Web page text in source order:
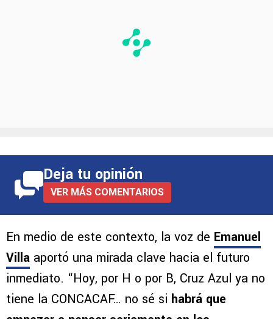
Deja tu opinión
VER MÁS COMENTARIOS
En medio de este contexto, la voz de Emanuel
Villa aportó una mirada clave hacia el futuro
inmediato. “Hoy, por H o por B, Cruz Azul ya no
tiene la CONCACAF… no sé si habrá que